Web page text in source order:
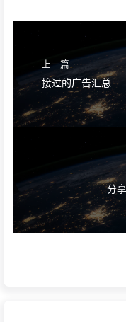
上一篇
接过的广告汇总
分